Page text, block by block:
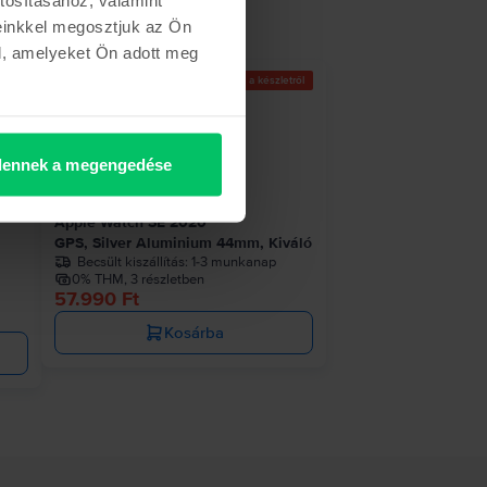
megosztjuk az Ön
amelyeket Ön adott meg
a megengedése
Az utolsó a készletről
Apple Watch SE 2020
GPS, Silver Aluminium 44mm, Kiváló
Becsült kiszállítás: 1-3 munkanap
0% THM, 3 részletben
57.990 Ft
Kosárba